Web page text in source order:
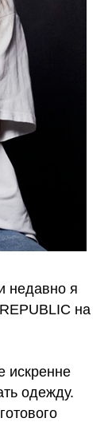
недавно я
на
искренне
одежду.